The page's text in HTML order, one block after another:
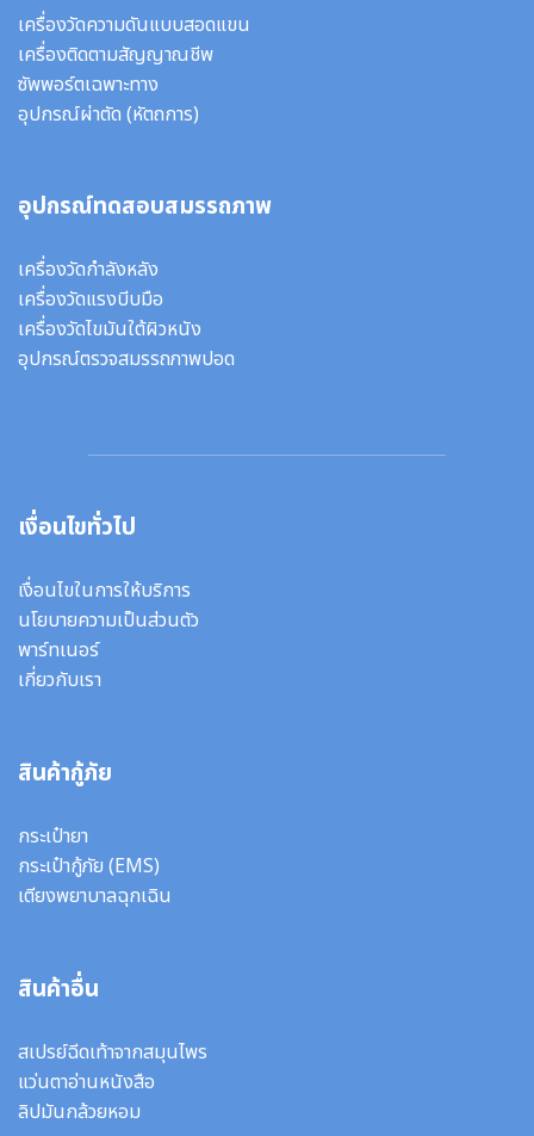
เครื่องวัดความดันแบบสอดแขน
เครื่องติดตามสัญญาณชีพ
ซัพพอร์ตเฉพาะทาง
อุปกรณ์ผ่าตัด (หัตถการ)
อุปกรณ์ทดสอบสมรรถภาพ
เครื่องวัดกำลังหลัง
เครื่องวัดแรงบีบมือ
เครื่องวัดไขมันใต้ผิวหนัง
อุปกรณ์ตรวจสมรรถภาพปอด
เงื่อนไขทั่วไป
เงื่อนไขในการให้บริการ
นโยบายความเป็นส่วนตัว
พาร์ทเนอร์
เกี่ยวกับเรา
สินค้ากู้ภัย
กระเป๋ายา
กระเป๋ากู้ภัย (EMS)
เตียงพยาบาลฉุกเฉิน
สินค้าอื่น
สเปรย์ฉีดเท้าจากสมุนไพร
แว่นตาอ่านหนังสือ
ลิปมันกล้วยหอม